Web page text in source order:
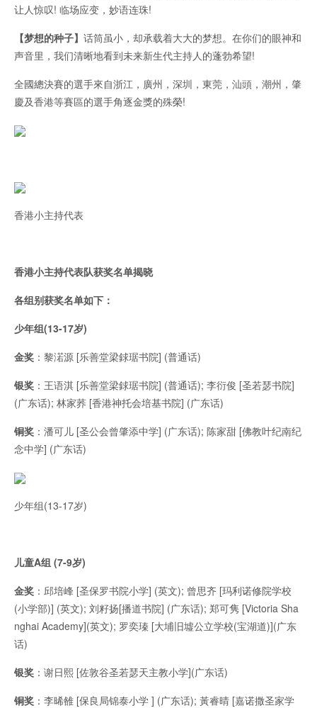
让人惊叹! 临场应变，妙语连珠!
【梦想的种子】 话筒虽小，却承载着大大的梦想。在你们的眼神和
声音里，我们清晰地看到未来新生代主持人的蓬勃希望!
全國總決賽的選手來自浙江，廣州，深圳，東莞，汕頭，潮州，肇
慶及香港等賽區的選手角逐金獎的殊榮!
香港小主持代表
香港小主持代表队获奖名单揭晓
各组别获奖名单如下：
少年组(13-17岁)
金奖 ：黎渃源 [乐善堂梁銶琚书院] (普通话)
银奖 ：王语淇 [乐善堂梁銶琚书院] (普通话); 李衍俊 [圣若瑟书院]
(广东话); 林家荞 [香港神托会培基书院] (广东话)
铜奖 ：潘可儿 [圣公会曾肇添中学] (广东话); 陈家甜 [佛教叶纪南纪
念中学] (广东话)
少年组(13-17岁)
儿童A组 (7-9岁)
金奖 ：邱培峰 [圣保罗书院小学] (英文); 曾思齐 [玛利诺修院学校
(小学部)] (英文); 刘籽扬[播道书院] (广东话); 郑可隽 [Victoria Sha
nghai Academy](英文); 罗奕瑧 [大埔旧墟公立学校(宝湖道)](广东
话)
银奖 ：谢日熙 [佐敦谷圣若瑟天主教小学](广东话)
铜奖 ：李晞雒 [保良局锦泰小学 ] (广东话); 黃睿晴 [嘉诺撒圣家学